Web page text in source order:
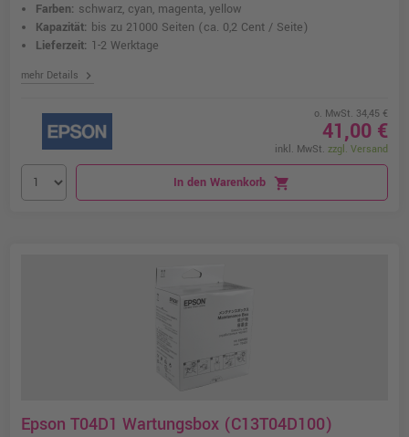
Farben: schwarz, cyan, magenta, yellow
Kapazität: bis zu 21000 Seiten (ca. 0,2 Cent / Seite)
Lieferzeit: 1-2 Werktage
mehr Details chevron_right
o. MwSt. 34,45 €
41,00 €
inkl. MwSt. zzgl. Versand
In den Warenkorb shopping_cart
Epson T04D1 Wartungsbox (C13T04D100)